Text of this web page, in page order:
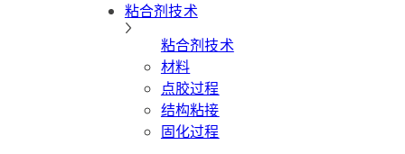
粘合剂技术
粘合剂技术
材料
点胶过程
结构粘接
固化过程